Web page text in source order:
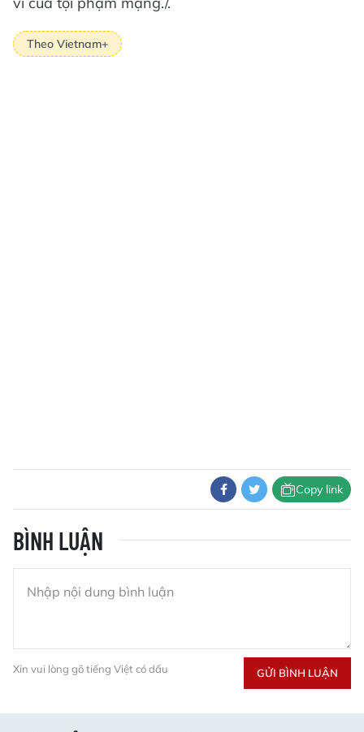
Theo Vietnam+
Copy link
BÌNH LUẬN
Xin vui lòng gõ tiếng Việt có dấu GỬI BÌNH LUẬN